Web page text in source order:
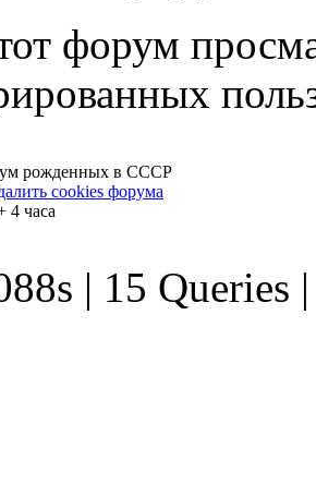
форум
рожденных в СССР
cookies форума
4 часа
| 15 Queries